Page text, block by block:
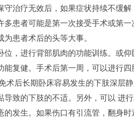
治疗无效后，如果症状持续不缓解
患者可能是第一次接受手术或第
患者术后的头等大事。
，进行背部肌肉的功能训练。或仰
能复健。手术后第一周，可以进行
术后长期卧床容易发生的下肢深层
致的下肢的不适。另外，可以 进
发生。如果伤口有引流管，翻身时